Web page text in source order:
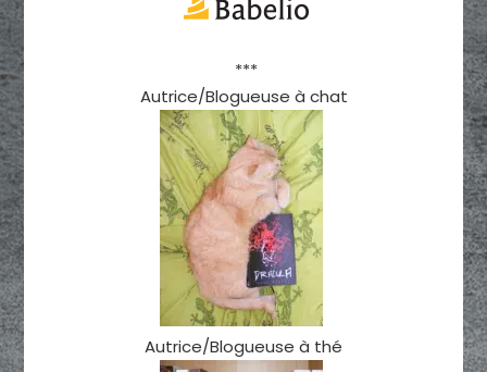
***
Autrice/Blogueuse à chat
Autrice/Blogueuse à thé